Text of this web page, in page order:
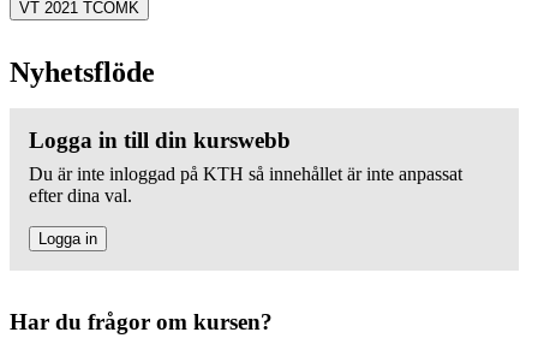
VT 2021 TCOMK
Nyhetsflöde
Logga in till din kurswebb
Du är inte inloggad på KTH så innehållet är inte anpassat
efter dina val.
Logga in
Har du frågor om kursen?